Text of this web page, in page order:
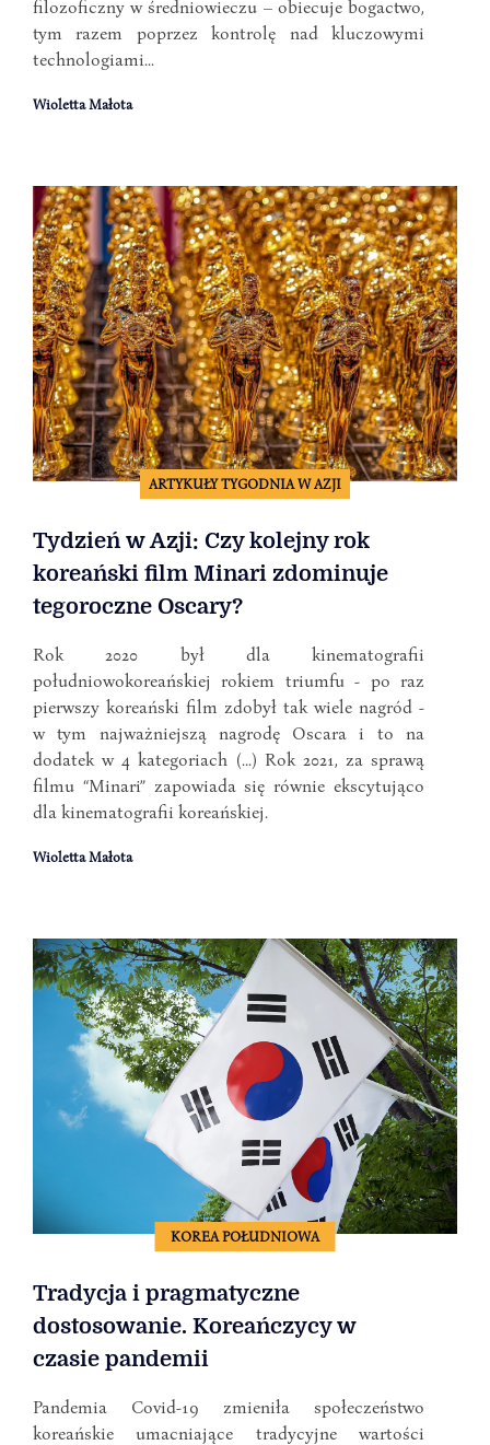
filozoficzny w średniowieczu – obiecuje bogactwo,
tym razem poprzez kontrolę nad kluczowymi
technologiami...
Wioletta Małota
ARTYKUŁY TYGODNIA W AZJI
Tydzień w Azji: Czy kolejny rok
koreański film Minari zdominuje
tegoroczne Oscary?
Rok 2020 był dla kinematografii
południowokoreańskiej rokiem triumfu - po raz
pierwszy koreański film zdobył tak wiele nagród -
w tym najważniejszą nagrodę Oscara i to na
dodatek w 4 kategoriach (...) Rok 2021, za sprawą
filmu “Minari” zapowiada się równie ekscytująco
dla kinematografii koreańskiej.
Wioletta Małota
KOREA POŁUDNIOWA
Tradycja i pragmatyczne
dostosowanie. Koreańczycy w
czasie pandemii
Pandemia Covid-19 zmieniła społeczeństwo
koreańskie umacniające tradycyjne wartości